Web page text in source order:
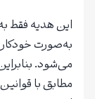
این هدیه فقط
می‌شود.
مطابق با